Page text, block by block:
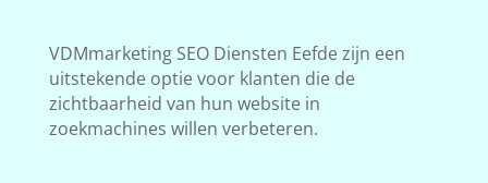
VDMmarketing SEO Diensten Eefde zijn een
uitstekende optie voor klanten die de
zichtbaarheid van hun website in
zoekmachines willen verbeteren.